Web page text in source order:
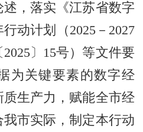
，落实《江苏省数字
动计划（2025－2027
〕15号）等文件要
为关键要素的数字经
生产力，赋能全市经
市实际，制定本行动